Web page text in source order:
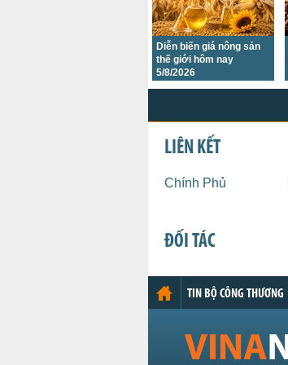
Diễn biến giá nông sản
thế giới hôm nay
5/8/2026
LIÊN KẾT
Chính Phủ
ĐỐI TÁC
TIN BỘ CÔNG THƯƠNG